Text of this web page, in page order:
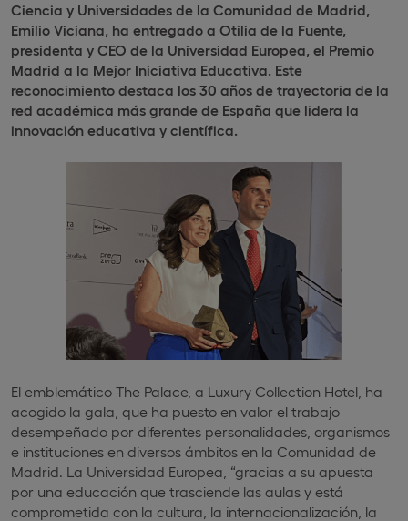
Ciencia y Universidades de la Comunidad de Madrid,
Emilio Viciana, ha entregado a Otilia de la Fuente,
presidenta y CEO de la Universidad Europea, el Premio
Madrid a la Mejor Iniciativa Educativa. Este
reconocimiento destaca los 30 años de trayectoria de la
red académica más grande de España que lidera la
innovación educativa y científica.
El emblemático The Palace, a Luxury Collection Hotel, ha
acogido la gala, que ha puesto en valor el trabajo
desempeñado por diferentes personalidades, organismos
e instituciones en diversos ámbitos en la Comunidad de
Madrid. La Universidad Europea, “gracias a su apuesta
por una educación que trasciende las aulas y está
comprometida con la cultura, la internacionalización, la